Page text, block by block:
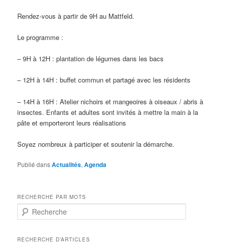
Rendez-vous à partir de 9H au Mattfeld.
Le programme :
– 9H à 12H : plantation de légumes dans les bacs
– 12H à 14H : buffet commun et partagé avec les résidents
– 14H à 16H : Atelier nichoirs et mangeoires à oiseaux / abris à
insectes. Enfants et adultes sont invités à mettre la main à la
pâte et emporteront leurs réalisations
Soyez nombreux à participer et soutenir la démarche.
Publié dansActualités,Agenda
RECHERCHE PAR MOTS
e
h
RECHERCHE D’ARTICLES